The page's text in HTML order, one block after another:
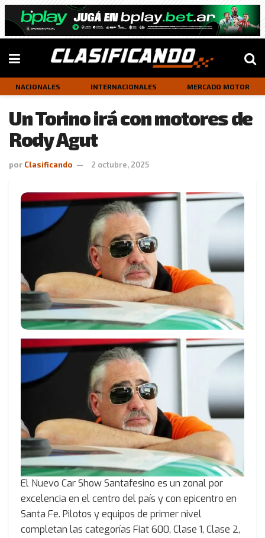
NACIONALES INTERNACIONALES MERCADO MOTOR
Un Torino irá con motores de
Rody Agut
por Clasificando 2 octubre, 2025
El Nuevo Car Show Santafesino es un zonal por
excelencia en el centro del país y con epicentro en
Santa Fe. Pilotos y equipos de primer nivel
completan las categorías Fiat 600, Clase 1, Clase 2,